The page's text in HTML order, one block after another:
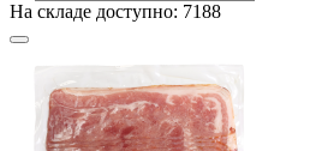
На складе доступно: 7188